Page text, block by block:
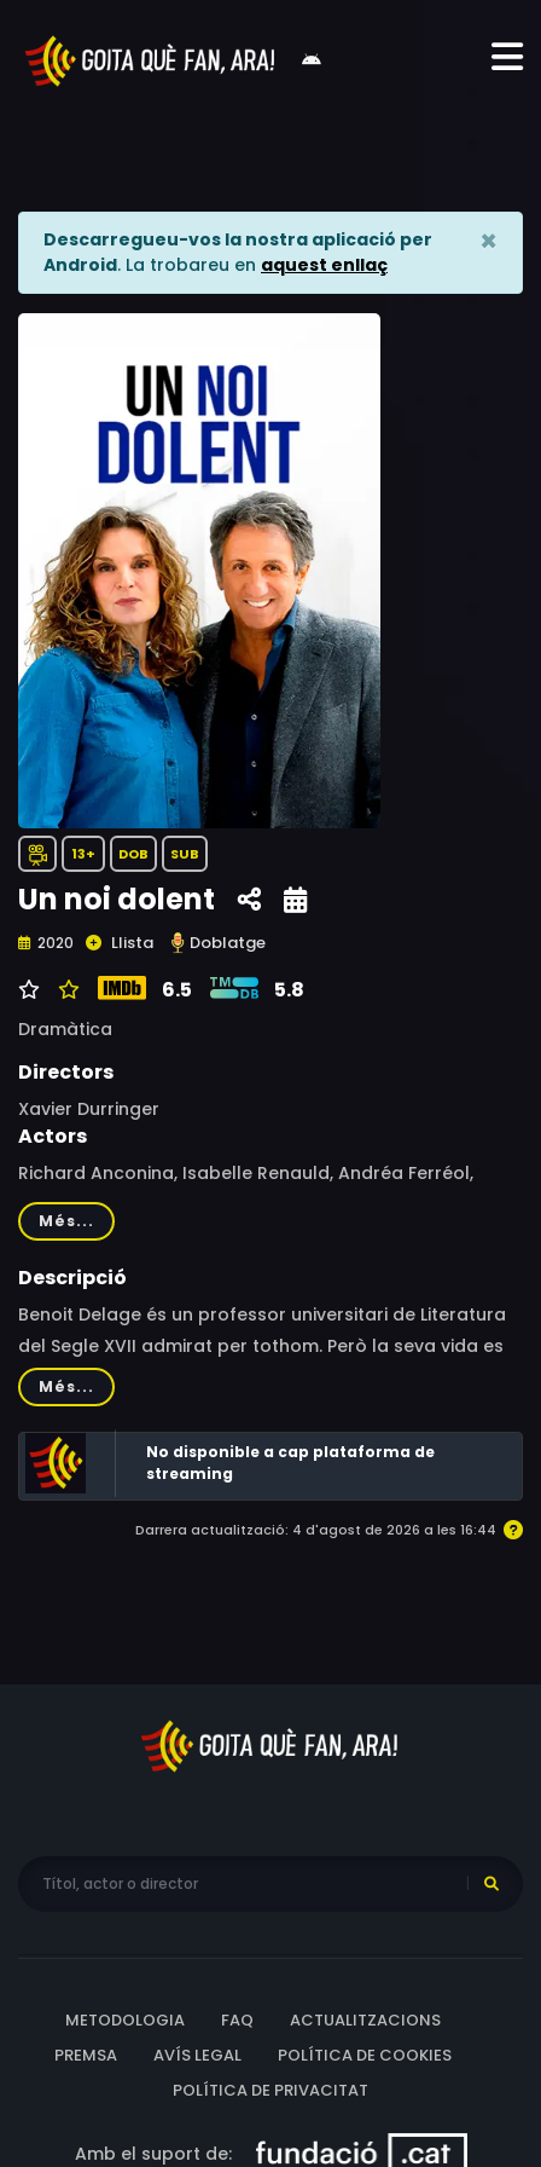
Descarregueu-vos la nostra aplicació per
Android. La trobareu en aquest enllaç
×
13+ DOB SUB
Un noi dolent
2020 Llista Doblatge
6.5 5.8
Dramàtica
Directors
Xavier Durringer
Actors
Richard Anconina, Isabelle Renauld, Andréa Ferréol,
Judith Magre, Jean-Claude Dauphin, Rachid Hafassa,
Alexandre Desrousseaux, Juliette Gillis, Laurent Olmedo,
Jules Durringer
Més...
Descripció
Benoit Delage és un professor universitari de Literatura
del Segle XVII admirat per tothom. Però la seva vida es
capgira quan surt a la llum que, de jove, havia mort un
policia i havia passat divuit anys a la presó. De sobte, en
Benoit s'ha d'enfrontar al rebuig dels seus estudiants, a
les reticències del degà de la facultat i de l'ajuntament i
al seu fill adolescent, en Théo.
Més...
No disponible a cap plataforma de
streaming
Darrera actualització: 4 d'agost de 2026 a les 16:44
METODOLOGIA FAQ
ACTUALITZACIONS
PREMSA
AVÍS LEGAL
POLÍTICA DE COOKIES
POLÍTICA DE PRIVACITAT
Amb el suport de: